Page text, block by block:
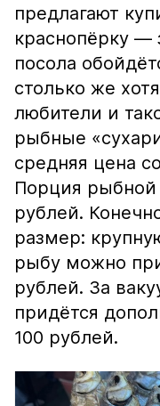
предлагают
краснопёрку —
посола
столько же
любители и
рыбные
средняя цена
Порция рыбной
рублей.
размер:
рыбу можно
рублей. За
придётся
100 рублей.